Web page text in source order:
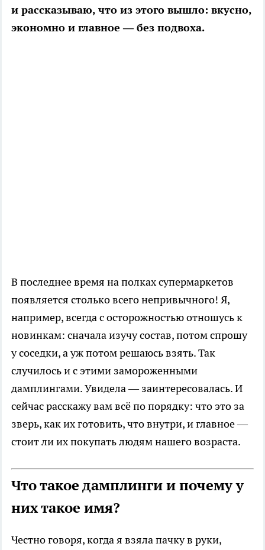
и рассказываю, что из этого вышло: вкусно,
экономно и главное — без подвоха.
В последнее время на полках супермаркетов
появляется столько всего непривычного! Я,
например, всегда с осторожностью отношусь к
новинкам: сначала изучу состав, потом спрошу
у соседки, а уж потом решаюсь взять. Так
случилось и с этими замороженными
дамплингами. Увидела — заинтересовалась. И
сейчас расскажу вам всё по порядку: что это за
зверь, как их готовить, что внутри, и главное —
стоит ли их покупать людям нашего возраста.
Что такое дамплинги и почему у
них такое имя?
Честно говоря, когда я взяла пачку в руки,